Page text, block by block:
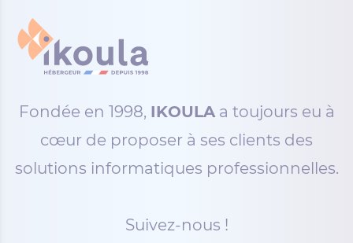
Fondée en 1998, IKOULAa toujours eu à
cœur de proposer à ses clients des
solutions informatiques professionnelles.
Suivez-nous !